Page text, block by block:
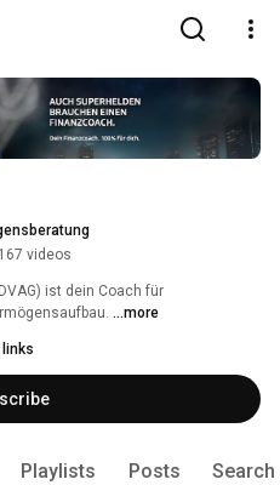
167 videos
ist dein Coach für
...more
Playlists Posts Search